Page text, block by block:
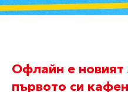
Офлайн е новият
първото си